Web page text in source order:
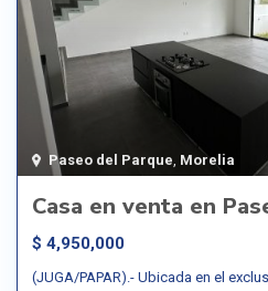
Paseo del Parque, Morelia
Casa en venta en
$ 4,950,000
(JUGA/PAPAR).- Ubicada en el